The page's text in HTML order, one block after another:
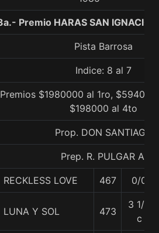
Premio HARAS SAN
Pista Barrosa
Indice: 8 al 7
Premios $1980000 al 1ro,
$198000 al 4to
Prop. DON SANTIAGO
Prep. R. PULGAR A.
RECKLESS LOVE 467 0/0
LUNA Y SOL 473
3 1/2
c